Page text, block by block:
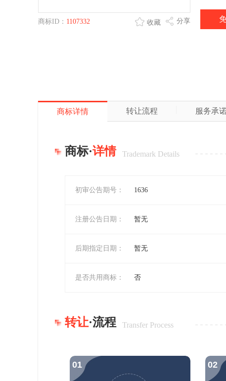
商标ID： 1107332 分享
收藏
商标详情 转让流程 服务承
商标·详情 Trademark Details
初审公告期号： 1636
注册公告日期： 暂无
后期指定日期： 暂无
是否共用商标： 否
转让·流程 Transfer Process